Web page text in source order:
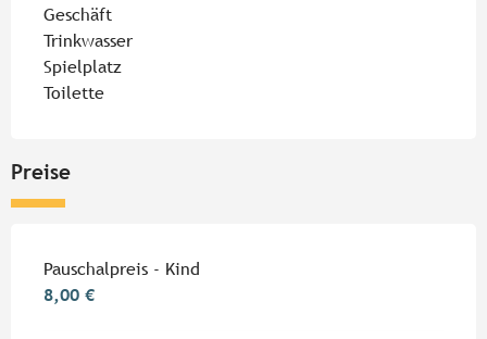
Geschäft
Trinkwasser
Spielplatz
Toilette
Preise
Preise 2026
Pauschalpreis - Kind
8,00 €